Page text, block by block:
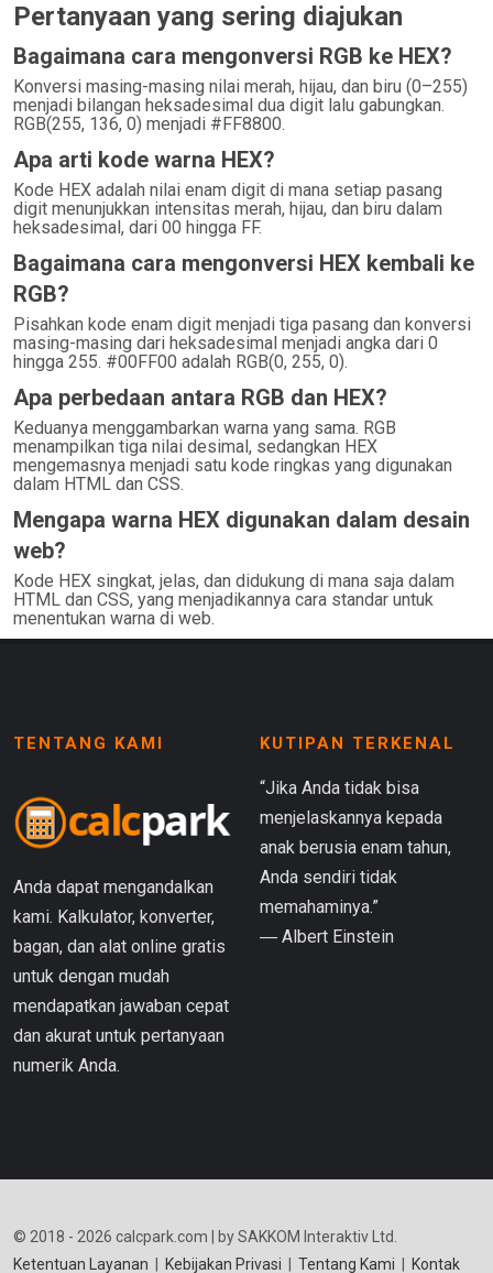
Pertanyaan yang sering diajukan
Bagaimana cara mengonversi RGB ke HEX?
Konversi masing-masing nilai merah, hijau, dan biru (0–255)
menjadi bilangan heksadesimal dua digit lalu gabungkan.
RGB(255, 136, 0) menjadi #FF8800.
Apa arti kode warna HEX?
Kode HEX adalah nilai enam digit di mana setiap pasang
digit menunjukkan intensitas merah, hijau, dan biru dalam
heksadesimal, dari 00 hingga FF.
Bagaimana cara mengonversi HEX kembali ke
RGB?
Pisahkan kode enam digit menjadi tiga pasang dan konversi
masing-masing dari heksadesimal menjadi angka dari 0
hingga 255. #00FF00 adalah RGB(0, 255, 0).
Apa perbedaan antara RGB dan HEX?
Keduanya menggambarkan warna yang sama. RGB
menampilkan tiga nilai desimal, sedangkan HEX
mengemasnya menjadi satu kode ringkas yang digunakan
dalam HTML dan CSS.
Mengapa warna HEX digunakan dalam desain
web?
Kode HEX singkat, jelas, dan didukung di mana saja dalam
HTML dan CSS, yang menjadikannya cara standar untuk
menentukan warna di web.
TENTANG KAMI
Anda dapat mengandalkan
kami. Kalkulator, konverter,
bagan, dan alat online gratis
untuk dengan mudah
mendapatkan jawaban cepat
dan akurat untuk pertanyaan
numerik Anda.
KUTIPAN TERKENAL
“Jika Anda tidak bisa
menjelaskannya kepada
anak berusia enam tahun,
Anda sendiri tidak
memahaminya.”
― Albert Einstein
© 2018 - 2026 calcpark.com | by SAKKOM Interaktiv Ltd.
Ketentuan Layanan
Kebijakan Privasi Tentang Kami Kontak